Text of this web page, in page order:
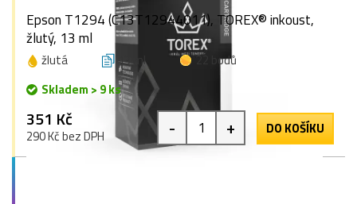
Epson T1294 (C13T12944011), TOREX® inkoust,
žlutý, 13 ml
žlutá 13 ml
22 bodů
Skladem > 9 ks
351 Kč
290 Kč bez DPH - + DO KOŠÍKU